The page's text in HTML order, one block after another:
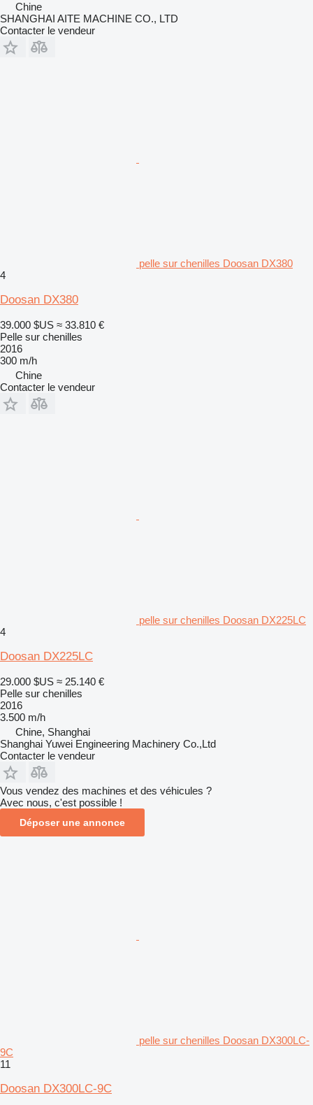
Chine
SHANGHAI AITE MACHINE CO., LTD
Contacter le vendeur
pelle sur chenilles Doosan DX380
4
Doosan DX380
39.000 $US ≈ 33.810 €
Pelle sur chenilles
2016
300 m/h
Chine
Contacter le vendeur
pelle sur chenilles Doosan DX225LC
4
Doosan DX225LC
29.000 $US ≈ 25.140 €
Pelle sur chenilles
2016
3.500 m/h
Chine, Shanghai
Shanghai Yuwei Engineering Machinery Co.,Ltd
Contacter le vendeur
Vous vendez des machines et des véhicules ?
Avec nous, c'est possible !
Déposer une annonce
pelle sur chenilles Doosan DX300LC-
9C
11
Doosan DX300LC-9C